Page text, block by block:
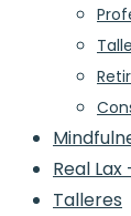
Real Lax
Talleres